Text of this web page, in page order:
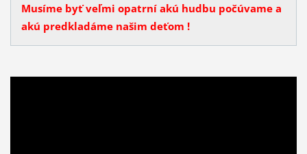
Musíme byť veľmi opatrní akú hudbu počúvame a
akú predkladáme našim deťom !